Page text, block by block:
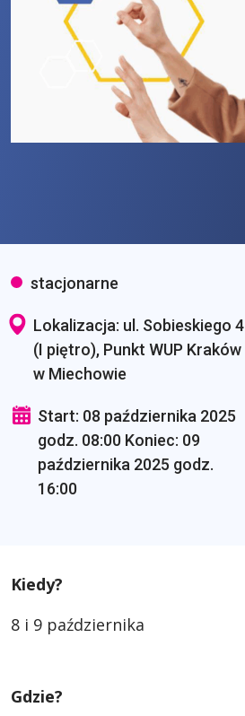
stacjonarne
Lokalizacja: ul. Sobieskiego 4
(I piętro), Punkt WUP Kraków
w Miechowie
Start: 08 października 2025
godz. 08:00 Koniec: 09
października 2025 godz.
16:00
Kiedy?
8 i 9 października
Gdzie?